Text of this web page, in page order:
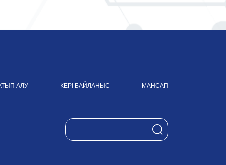
АЛУ КЕРІ БАЙЛАНЫС МАНСАП